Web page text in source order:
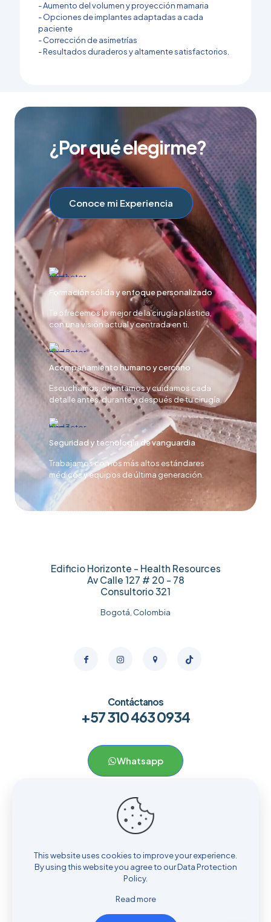
- Aumento del volumen y proyección mamaria
- Opciones de implantes adaptadas a cada
paciente
- Corrección de asimetrías
- Resultados duraderos y altamente satisfactorios.
¿Por qué elegirme?
Conoce mi Experiencia
Formación sólida y enfoque personalizado
Te ofrecemos lo mejor de la cirugía plástica,
con una visión actual y centrada en ti.
Acompañamiento humano y cercano
Escuchamos, orientamos y cuidamos cada
detalle antes, durante y después de tu cirugía.
Seguridad y tecnología de vanguardia
Trabajamos con los más altos estándares
médicos y equipos de última generación.
Edificio Horizonte - Health Resources
Av Calle 127 # 20 - 78
Consultorio 321
Bogotá, Colombia
Contáctanos
+57 310 463 0934
Whatsapp
Menú
Home
Cirugía Facial
Cirugía Mamaria
Inyectables
This website uses cookies to improve your experience.
By using this website you agree to ourData Protection
Policy.
Read more